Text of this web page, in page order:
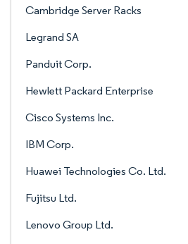
Cambridge Server Racks
Legrand SA
Panduit Corp.
Hewlett Packard Enterprise
Cisco Systems Inc.
IBM Corp.
Huawei Technologies Co. Ltd.
Fujitsu Ltd.
Lenovo Group Ltd.